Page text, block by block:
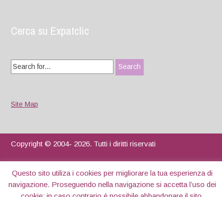
Cerca su Expatclic
Search
for:
Site Map
Copyright © 2004- 2026. Tutti i diritti riservati
Questo sito utiliza i cookies per migliorare la tua esperienza di
navigazione. Proseguendo nella navigazione si accetta l’uso dei